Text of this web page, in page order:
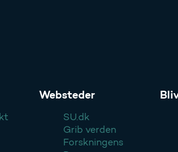
Websteder
SU.dk
Grib verden
Forskningens